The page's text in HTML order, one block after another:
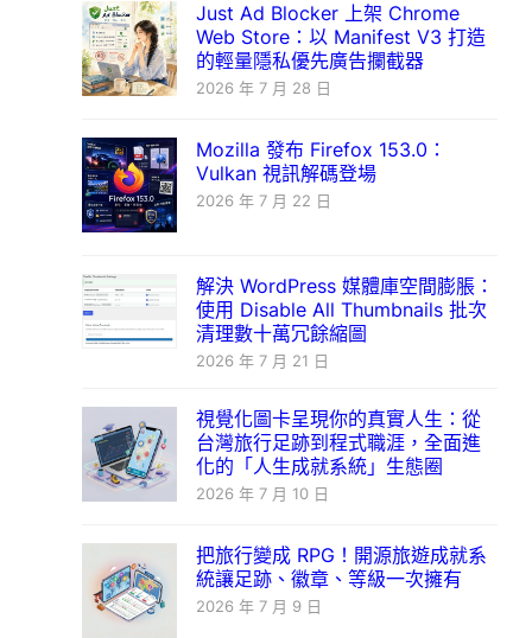
Just Ad Blocker 上架 Chrome
Web Store：以 Manifest V3 打造
的輕量隱私優先廣告攔截器
2026 年 7 月 28 日
Mozilla 發布 Firefox 153.0：
Vulkan 視訊解碼登場
2026 年 7 月 22 日
解決 WordPress 媒體庫空間膨脹：
使用 Disable All Thumbnails 批次
清理數十萬冗餘縮圖
2026 年 7 月 21 日
視覺化圖卡呈現你的真實人生：從
台灣旅行足跡到程式職涯，全面進
化的「人生成就系統」生態圈
2026 年 7 月 10 日
把旅行變成 RPG！開源旅遊成就系
統讓足跡、徽章、等級一次擁有
2026 年 7 月 9 日